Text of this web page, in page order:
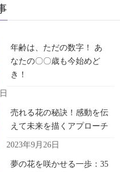
年齢は、ただの数字！ あ
なたの〇〇歳も今始めど
き！
売れる花の秘訣！感動を伝
えて未来を描くアプローチ
2023年9月26日
夢の花を咲かせる一歩：35